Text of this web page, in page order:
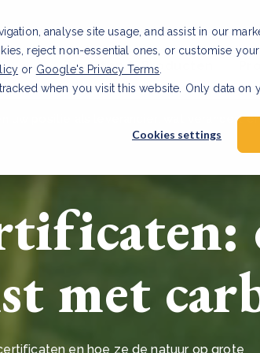
analyse site usage, and assist in our
reject non-essential ones, or customise your
or Google's Privacy Terms
when you visit this website. Only data
Cookies settings
Diensten & Producten
uw positie als leverancier: wat verandert
met
en hoe ze de natuur op grote